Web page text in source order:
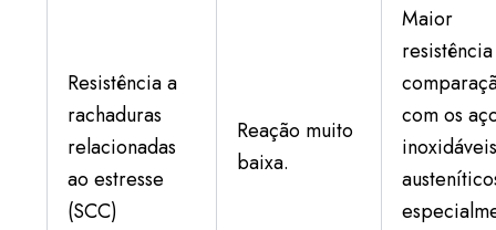
Resistência a
rachaduras
relacionadas
ao estresse
(SCC)
Reação muito
baixa.
Maior
com os